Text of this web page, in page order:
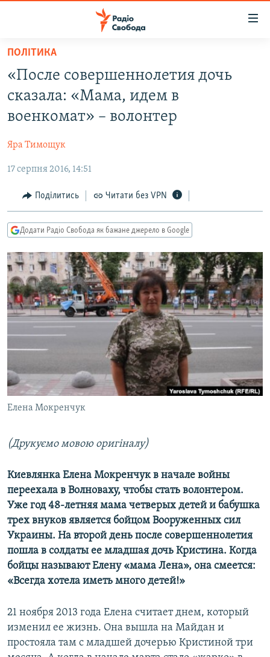
Перейти
основного
матеріалу
до
основної
навігації
Перейти
пошуку
ЕКОНОМІКА
СУСПІЛЬСТВО
КУЛЬТУРА
УКРАЇНА
СВІТ
РОСІЙСЬКА «ФІЛЬТРАЦІЯ»
ДОНБАС.РЕАЛІЇ
КРИМ.РЕАЛІЇ
СХЕМИ
ПРИАЗОВ’Я
КИТАЙ.ВИКЛИКИ
МУЛЬТИМЕДІА
ФОТО
СПЕЦПРОЄКТИ
ПОДКАСТИ
УКР
ДОЛУЧАЙСЯ!
Усі сайти RFE/RL
ПОЛІТИКА
«После совершеннолетия дочь
сказала: «Мама, идем в
военкомат» – волонтер
Яра Тимощук
17 серпня 2016, 14:51
Поділитись Читати без VPN
Додати Радіо Свобода як бажане джерело в Google
Елена Мокренчук
(Друкуємо мовою оригіналу)
Киевлянка Елена Мокренчук в начале войны
переехала в Волноваху, чтобы стать волонтером.
Уже год 48-летняя мама четверых детей и бабушка
трех внуков является бойцом Вооруженных сил
Украины. На второй день после совершеннолетия
пошла в солдаты ее младшая дочь Кристина. Когда
бойцы называют Елену «мама Лена», она смеется:
«Всегда хотела иметь много детей!»
21 ноября 2013 года Елена считает днем, который
изменил ее жизнь. Она вышла на Майдан и
простояла там с младшей дочерью Кристиной три